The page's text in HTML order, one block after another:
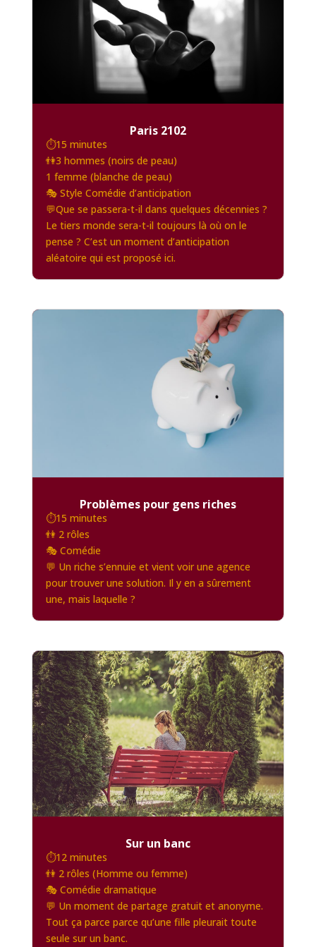
Paris 2102
⏱️15 minutes
👫3 hommes (noirs de peau)
1 femme (blanche de peau)
🎭 Style Comédie d’anticipation
💬Que se passera-t-il dans quelques décennies ?
Le tiers monde sera-t-il toujours là où on le
pense ? C’est un moment d’anticipation
aléatoire qui est proposé ici.
Problèmes pour gens riches
⏱️15 minutes
👫 2 rôles
🎭 Comédie
💬 Un riche s’ennuie et vient voir une agence
pour trouver une solution. Il y en a sûrement
une, mais laquelle ?
Sur un banc
⏱️12 minutes
👫 2 rôles (Homme ou femme)
🎭 Comédie dramatique
💬 Un moment de partage gratuit et anonyme.
Tout ça parce parce qu’une fille pleurait toute
seule sur un banc.